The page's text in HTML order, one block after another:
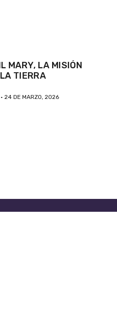
MARY, LA MISIÓN
TIERRA
24 DE MARZO, 2026